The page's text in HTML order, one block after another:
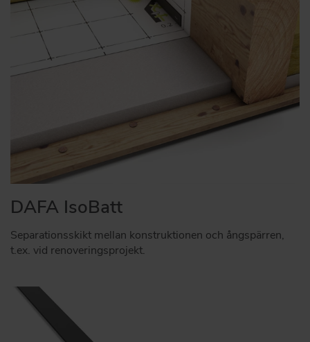
DAFA IsoBatt
Separationsskikt mellan konstruktionen och ångspärren,
t.ex. vid renoveringsprojekt.